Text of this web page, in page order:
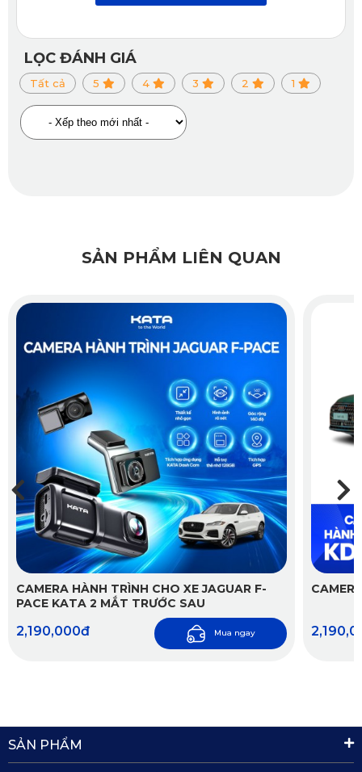
Với khả năng ghi hình chất lượng cao và hệ thống cảnh báo
thông minh, KD002 Pro là lựa chọn phù hợp cho người
dùng Lexus RX 200T.
mang đến nhiều lợi ích ấn tượng như:
LỌC ĐÁNH GIÁ
Tất cả 5 4 3 2 1
SẢN PHẨM LIÊN QUAN
CAMERA HÀNH TRÌNH CHO XE JAGUAR F-
PACE KATA 2 MẮT TRƯỚC SAU
2,190,000đ Mua ngay
SẢN PHẨM